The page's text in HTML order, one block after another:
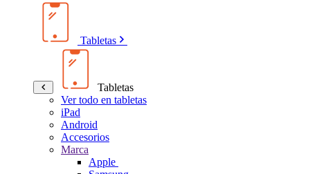
Tabletas
Tabletas
Ver todo en tabletas
iPad
Android
Accesorios
Marca
Apple